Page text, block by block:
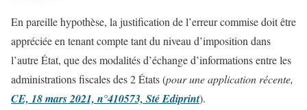
En pareille hypothèse, la justification de l’erreur commise doit être
appréciée en tenant compte tant du niveau d’imposition dans
l’autre État, que des modalités d’échange d’informations entre les
administrations fiscales des 2 États (pour une application récente,
CE, 18 mars 2021, n°410573, Sté Ediprint).